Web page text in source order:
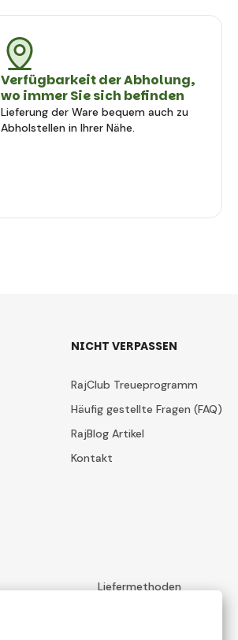
Verfügbarkeit der Abholung,
wo immer Sie sich befinden
Lieferung der Ware bequem auch zu
Abholstellen in Ihrer Nähe.
NICHT VERPASSEN
RajClub Treueprogramm
Häufig gestellte Fragen (FAQ)
RajBlog Artikel
Kontakt
Liefermethoden